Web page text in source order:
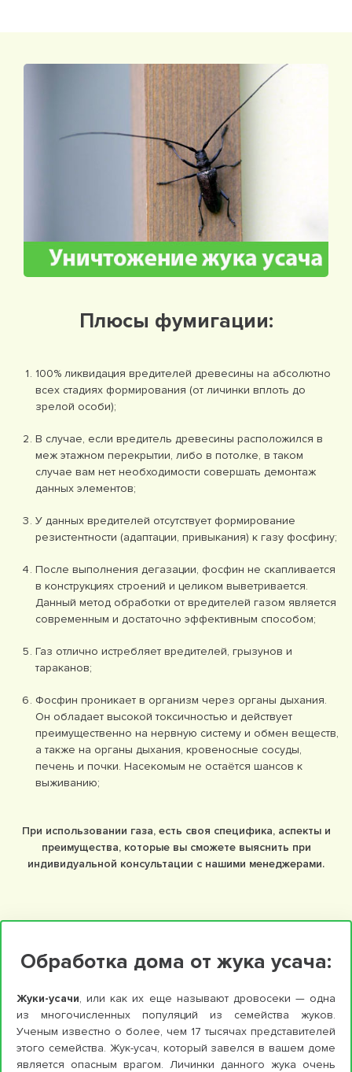
Плюсы фумигации:
100% ликвидация вредителей древесины на абсолютно
всех стадиях формирования (от личинки вплоть до
зрелой особи);
В случае, если вредитель древесины расположился в
меж этажном перекрытии, либо в потолке, в таком
случае вам нет необходимости совершать демонтаж
данных элементов;
У данных вредителей отсутствует формирование
резистентности (адаптации, привыкания) к газу фосфину;
После выполнения дегазации, фосфин не скапливается
в конструкциях строений и целиком выветривается.
Данный метод обработки от вредителей газом является
современным и достаточно эффективным способом;
Газ отлично истребляет вредителей, грызунов и
тараканов;
Фосфин проникает в организм через органы дыхания.
Он обладает высокой токсичностью и действует
преимущественно на нервную систему и обмен веществ,
а также на органы дыхания, кровеносные сосуды,
печень и почки. Насекомым не остаётся шансов к
выживанию;
При использовании газа, есть своя специфика, аспекты и
преимущества, которые вы сможете выяснить при
индивидуальной консультации с нашими менеджерами.
Обработка дома от жука усача:
Жуки-усачи, или как их еще называют дровосеки — одна
из многочисленных популяций из семейства жуков.
Ученым известно о более, чем 17 тысячах представителей
этого семейства. Жук-усач, который завелся в вашем доме
является опасным врагом. Личинки данного жука очень